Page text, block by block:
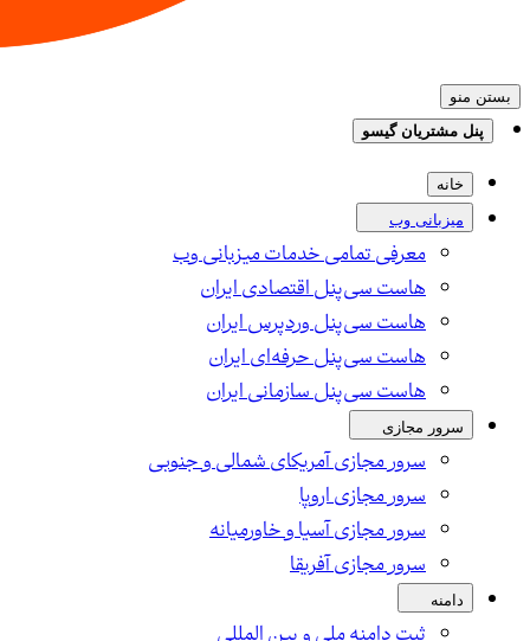
بستن منو
پنل مشتریان گیسو
خانه
میزبانی وب
معرفی تمامی خدمات میزبانی وب
هاست سی‌پنل اقتصادی ایران
هاست سی‌پنل وردپرس ایران
هاست سی‌پنل حرفه‌ای ایران
هاست سی‌پنل سازمانی ایران
سرور مجازی
سرور مجازی آمریکای شمالی و جنوبی
سرور مجازی اروپا
سرور مجازی آسیا و خاورمیانه
سرور مجازی آفریقا
دامنه